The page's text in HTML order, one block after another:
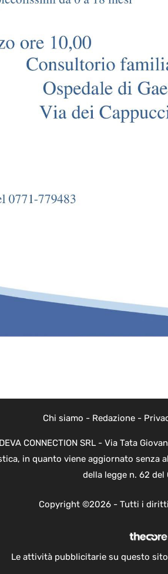
Chi siamo - Redazione-
CONNECTION SRL - Via Tata
in quanto viene aggiornato
della legge n. 62 del
Copyright ©2026 - Tutti i
Le attività pubblicitarie su questo